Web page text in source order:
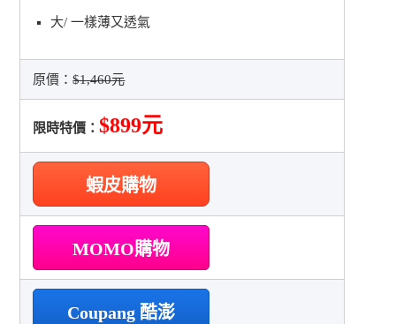
大/ 一樣薄又透氣
原價：$1,460元
限時特價：$899元
蝦皮購物
MOMO購物
Coupang 酷澎